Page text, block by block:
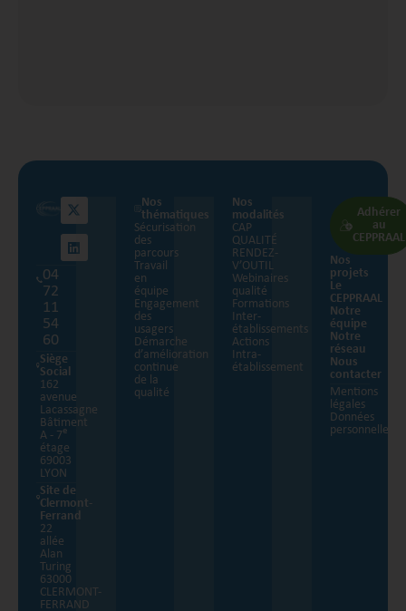
04
72
11
54
60
Siège
Social
162
avenue
Lacassagne
Bâtiment
A - 7e
étage
69003
LYON
Site de
Clermont-
Ferrand
22
allée
Alan
Turing
63000
CLERMONT-
FERRAND
Nos
thématiques
Sécurisation
des
parcours
Travail
en
équipe
Engagement
des
usagers
Démarche
d’amélioration
continue
de la
qualité
Nos
modalités
CAP
QUALITÉ
RENDEZ-
V’OUTIL
Webinaires
qualité
Formations
Inter-
établissements
Actions
Intra-
établissement
Adhérer
au
CEPPRAAL
Nos
projets
Le
CEPPRAAL
Notre
équipe
Notre
réseau
Nous
contacter
Mentions
légales
Données
personnelles